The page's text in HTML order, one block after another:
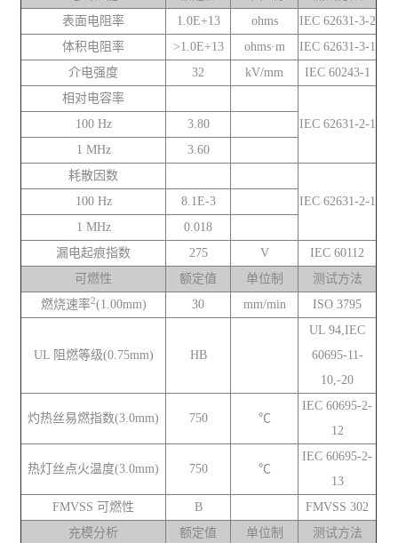
表面电阻率
1.0E+13 ohms
IEC 62631-3-2
体积电阻率
>1.0E+13 ohms·m
IEC 62631-3-1
介电强度
32 kV/mm
IEC 60243-1
相对电容率
IEC 62631-2-1
100 Hz
3.80
1 MHz
3.60
耗散因数
IEC 62631-2-1
100 Hz
8.1E-3
1 MHz
0.018
漏电起痕指数
275 V
IEC 60112
可燃性
额定值 单位制
测试方法
燃烧速率2(1.00mm) 30 mm/min ISO 3795
UL 阻燃等级(0.75mm) HB
UL 94,IEC
60695-11-
10,-20
灼热丝易燃指数(3.0mm) 750 ℃
IEC 60695-2-
12
热灯丝点火温度(3.0mm) 750 ℃
IEC 60695-2-
13
FMVSS 可燃性
B
FMVSS 302
充模分析
额定值 单位制
测试方法